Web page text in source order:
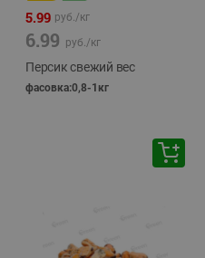
5.99 руб./кг
6.99 руб./кг
Персик свежий вес
фасовка:0,8-1кг